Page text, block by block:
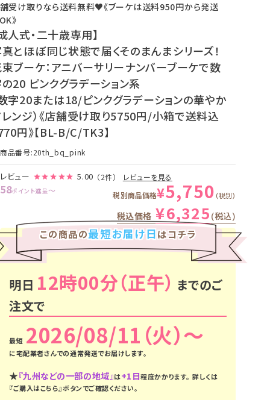
受け取りなら送料無料♥《ブーケは送料950円から発送
》
人式・二十歳専用】
とほぼ同じ状態で届くそのまんまシリーズ！
ブーケ：アニバーサリーナンバーブーケで数
20 ピンクグラデーション系
字20または18/ピンクグラデーションの華やか
ンジ）《店舗受け取り5750円/小箱で送料込
円》【BL-B/C/TK3】
商品番号 20th_bq_pink
レビュー 5.00 （2件） レビューを見る
58ポイント進呈〜 税別商品価格¥5,750 税別
税込価格 ¥6,325 税込
この商品の最短お届け日はコチラ
明日 12時00分
までのご
注文で
2026/08/11（火）
に宅配業者さんでの通常発送でお届けします。
★『九州などの一部の地域』は+1日程度かかります。 詳しくは
『ご購入はこちら』ボタンでご確認ください。